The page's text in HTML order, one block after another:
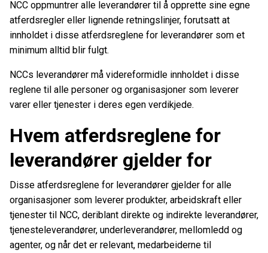
NCC oppmuntrer alle leverandører til å opprette sine egne
atferdsregler eller lignende retningslinjer, forutsatt at
innholdet i disse atferdsreglene for leverandører som et
minimum alltid blir fulgt.
NCCs leverandører må videreformidle innholdet i disse
reglene til alle personer og organisasjoner som leverer
varer eller tjenester i deres egen verdikjede.
Hvem atferdsreglene for
leverandører gjelder for
Disse atferdsreglene for leverandører gjelder for alle
organisasjoner som leverer produkter, arbeidskraft eller
tjenester til NCC, deriblant direkte og indirekte leverandører,
tjenesteleverandører, underleverandører, mellomledd og
agenter, og når det er relevant, medarbeiderne til